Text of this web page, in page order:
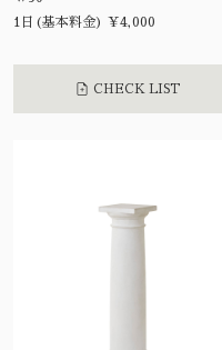
1日(基本料金) ¥4,000
CHECK LIST